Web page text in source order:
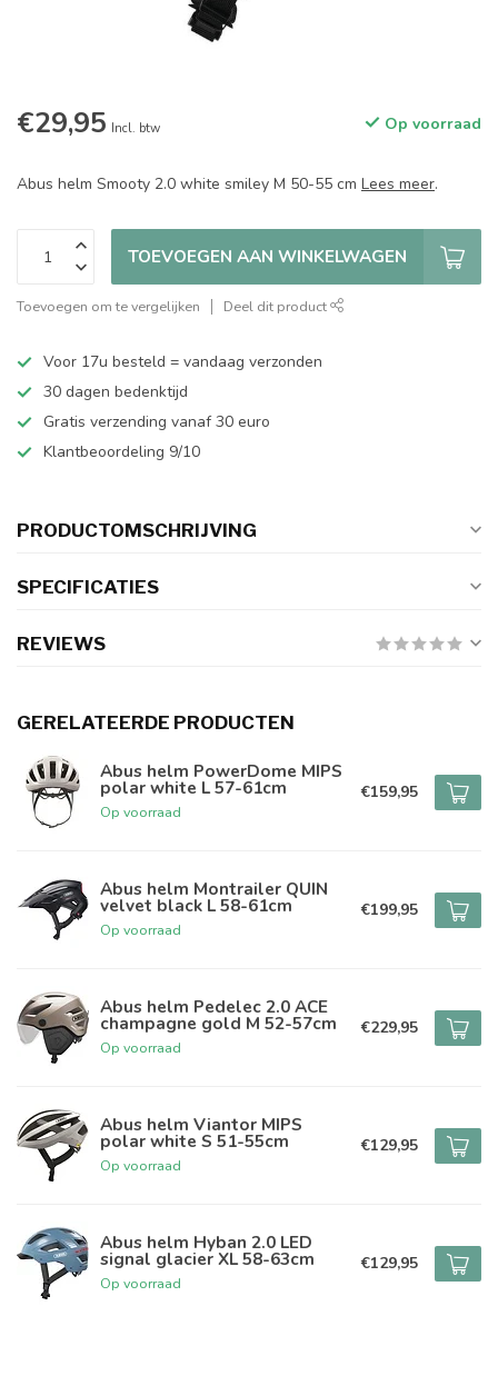
€29,95 Incl. btw Op voorraad
Abus helm Smooty 2.0 white smiley M 50-55 cm Lees meer.
TOEVOEGEN AAN WINKELWAGEN
Toevoegen om te vergelijken Deel dit product
Voor 17u besteld = vandaag verzonden
30 dagen bedenktijd
Gratis verzending vanaf 30 euro
Klantbeoordeling 9/10
PRODUCTOMSCHRIJVING
SPECIFICATIES
REVIEWS
GERELATEERDE PRODUCTEN
Abus helm PowerDome MIPS
polar white L 57-61cm
Op voorraad
€159,95
Abus helm Montrailer QUIN
velvet black L 58-61cm
Op voorraad
€199,95
Abus helm Pedelec 2.0 ACE
champagne gold M 52-57cm
Op voorraad
€229,95
Abus helm Viantor MIPS
polar white S 51-55cm
Op voorraad
€129,95
Abus helm Hyban 2.0 LED
signal glacier XL 58-63cm
Op voorraad
€129,95